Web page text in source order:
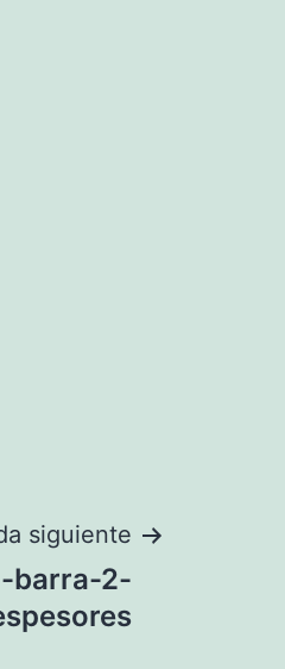
siguiente
barra-2-